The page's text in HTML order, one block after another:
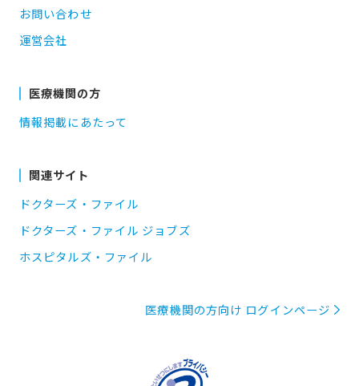
お問い合わせ
運営会社
医療機関の方
情報掲載にあたって
関連サイト
ドクターズ・ファイル
ドクターズ・ファイル ジョブズ
ホスピタルズ・ファイル
医療機関の方向け ログインページ